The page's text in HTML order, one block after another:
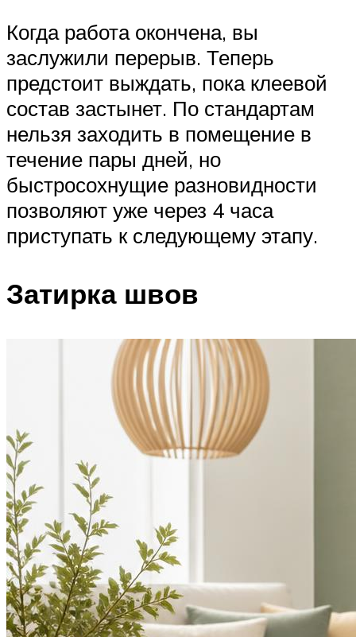
Когда работа окончена, вы
заслужили перерыв. Теперь
предстоит выждать, пока клеевой
состав застынет. По стандартам
нельзя заходить в помещение в
течение пары дней, но
быстросохнущие разновидности
позволяют уже через 4 часа
приступать к следующему этапу.
Затирка швов